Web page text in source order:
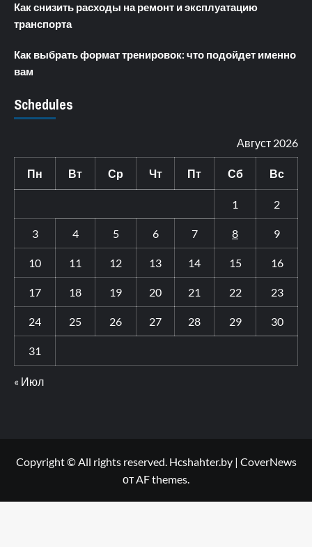
Как снизить расходы на ремонт и эксплуатацию
транспорта
Как выбрать формат тренировок: что подойдет именно
вам
Schedules
Август 2026
Пн Вт Ср Чт Пт Сб Вс
1 2
3 4 5 6 7 8 9
10 11 12 13 14 15 16
17 18 19 20 21 22 23
24 25 26 27 28 29 30
31
« Июл
Copyright © All rights reserved. Hcshahter.by | CoverNews
от AF themes.